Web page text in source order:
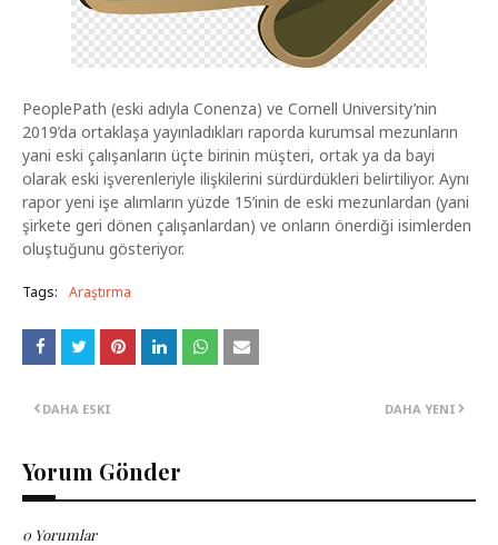
PeoplePath (eski adıyla Conenza) ve Cornell University’nin
2019’da ortaklaşa yayınladıkları raporda kurumsal mezunların
yani eski çalışanların üçte birinin müşteri, ortak ya da bayi
olarak eski işverenleriyle ilişkilerini sürdürdükleri belirtiliyor. Aynı
rapor yeni işe alımların yüzde 15’inin de eski mezunlardan (yani
şirkete geri dönen çalışanlardan) ve onların önerdiği isimlerden
oluştuğunu gösteriyor.
Tags: Araştırma
DAHA YENI
DAHA ESKI
Yorum Gönder
0 Yorumlar